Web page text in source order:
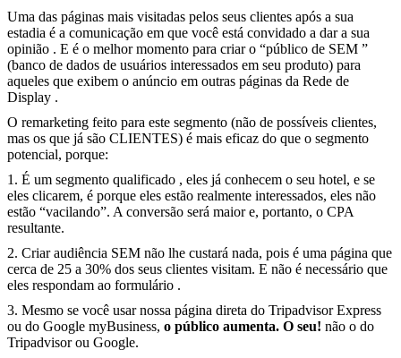
Uma das páginas mais visitadas pelos seus clientes após a sua
estadia é a comunicação em que você está convidado a dar a sua
opinião . E é o melhor momento para criar o “público de SEM ”
(banco de dados de usuários interessados ​​em seu produto) para
aqueles que exibem o anúncio em outras páginas da Rede de
Display .
O remarketing feito para este segmento (não de possíveis clientes,
mas os que já são CLIENTES) é mais eficaz do que o segmento
potencial, porque:
1. É um segmento qualificado , eles já conhecem o seu hotel, e se
eles clicarem, é porque eles estão realmente interessados, eles não
estão “vacilando”. A conversão será maior e, portanto, o CPA
resultante.
2. Criar audiência SEM não lhe custará nada, pois é uma página que
cerca de 25 a 30% dos seus clientes visitam. E não é necessário que
eles respondam ao formulário .
3. Mesmo se você usar nossa página direta do Tripadvisor Express
ou do Google myBusiness, o público aumenta. O seu! não o do
Tripadvisor ou Google.